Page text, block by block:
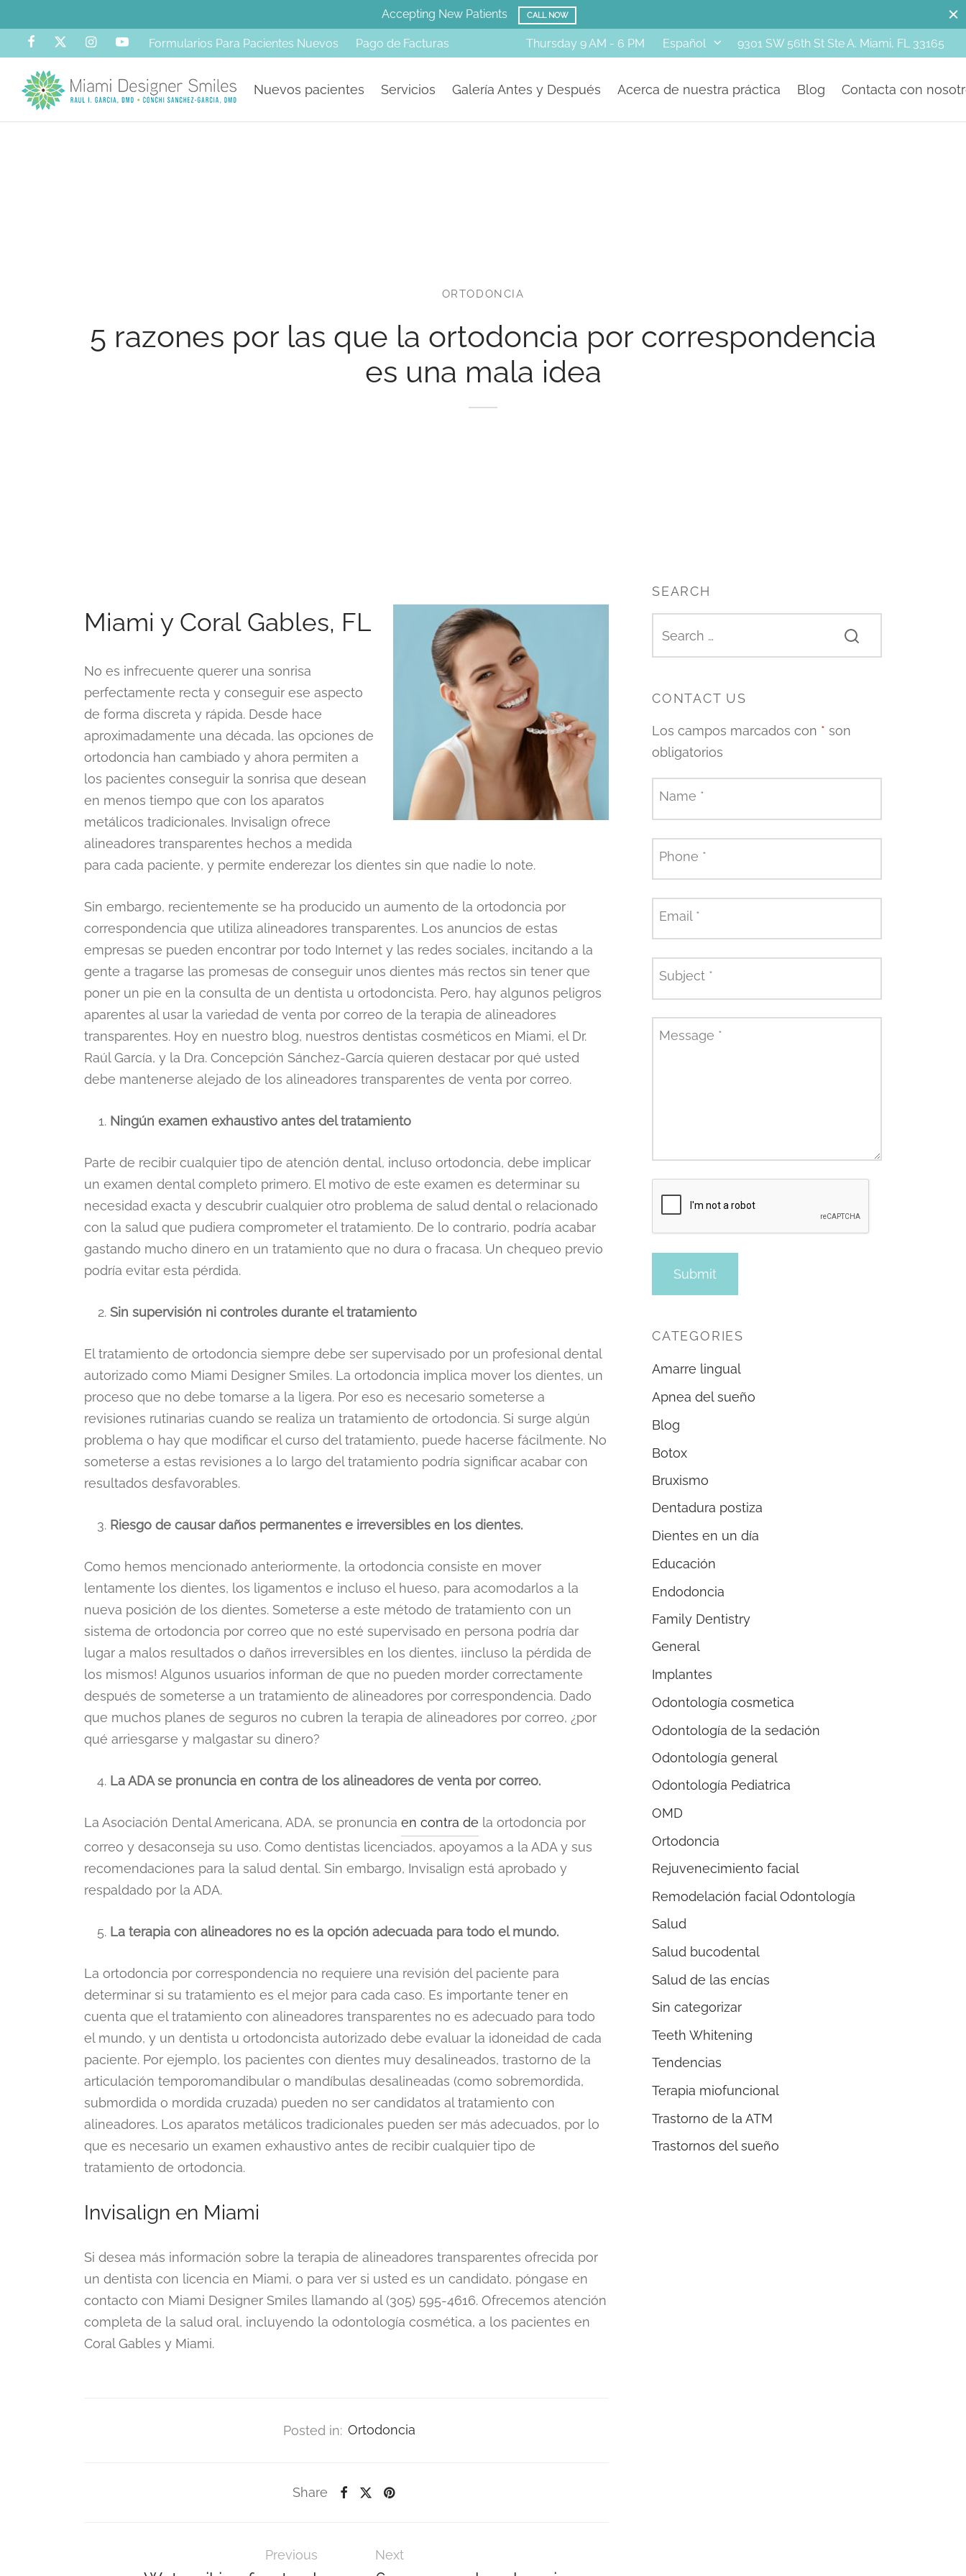
Accepting New Patients CALL NOW
Formularios Para Pacientes Nuevos Pago de Facturas Thursday 9 AM - 6 PM Español 9301 SW 56th St Ste A. Miami, FL 33165
Nuevos pacientes Servicios Galería Antes y Después Acerca de nuestra práctica Blog Contacta con
ORTODONCIA
5 razones por las que la ortodoncia por correspondencia
es una mala idea
Miami y Coral Gables, FL
No es infrecuente querer una sonrisa
perfectamente recta y conseguir ese aspecto
de forma discreta y rápida. Desde hace
aproximadamente una década, las opciones de
ortodoncia han cambiado y ahora permiten a
los pacientes conseguir la sonrisa que desean
en menos tiempo que con los aparatos
metálicos tradicionales. Invisalign ofrece
alineadores transparentes hechos a medida
para cada paciente, y permite enderezar los dientes sin que nadie lo note.
Sin embargo, recientemente se ha producido un aumento de la ortodoncia por
correspondencia que utiliza alineadores transparentes. Los anuncios de estas
empresas se pueden encontrar por todo Internet y las redes sociales, incitando a la
gente a tragarse las promesas de conseguir unos dientes más rectos sin tener que
poner un pie en la consulta de un dentista u ortodoncista. Pero, hay algunos peligros
aparentes al usar la variedad de venta por correo de la terapia de alineadores
transparentes. Hoy en nuestro blog, nuestros dentistas cosméticos en Miami, el Dr.
Raúl García, y la Dra. Concepción Sánchez-García quieren destacar por qué usted
debe mantenerse alejado de los alineadores transparentes de venta por correo.
Ningún examen exhaustivo antes del tratamiento
Parte de recibir cualquier tipo de atención dental, incluso ortodoncia, debe implicar
un examen dental completo primero. El motivo de este examen es determinar su
necesidad exacta y descubrir cualquier otro problema de salud dental o relacionado
con la salud que pudiera comprometer el tratamiento. De lo contrario, podría acabar
gastando mucho dinero en un tratamiento que no dura o fracasa. Un chequeo previo
podría evitar esta pérdida.
Sin supervisión ni controles durante el tratamiento
El tratamiento de ortodoncia siempre debe ser supervisado por un profesional dental
autorizado como Miami Designer Smiles. La ortodoncia implica mover los dientes, un
proceso que no debe tomarse a la ligera. Por eso es necesario someterse a
revisiones rutinarias cuando se realiza un tratamiento de ortodoncia. Si surge algún
problema o hay que modificar el curso del tratamiento, puede hacerse fácilmente. No
someterse a estas revisiones a lo largo del tratamiento podría significar acabar con
resultados desfavorables.
Riesgo de causar daños permanentes e irreversibles en los dientes.
Como hemos mencionado anteriormente, la ortodoncia consiste en mover
lentamente los dientes, los ligamentos e incluso el hueso, para acomodarlos a la
nueva posición de los dientes. Someterse a este método de tratamiento con un
sistema de ortodoncia por correo que no esté supervisado en persona podría dar
lugar a malos resultados o daños irreversibles en los dientes, ¡incluso la pérdida de
los mismos! Algunos usuarios informan de que no pueden morder correctamente
después de someterse a un tratamiento de alineadores por correspondencia. Dado
que muchos planes de seguros no cubren la terapia de alineadores por correo, ¿por
qué arriesgarse y malgastar su dinero?
La ADA se pronuncia en contra de los alineadores de venta por correo.
La Asociación Dental Americana, ADA, se pronuncia en contra de la ortodoncia por
correo y desaconseja su uso. Como dentistas licenciados, apoyamos a la ADA y sus
recomendaciones para la salud dental. Sin embargo, Invisalign está aprobado y
respaldado por la ADA.
La terapia con alineadores no es la opción adecuada para todo el mundo.
La ortodoncia por correspondencia no requiere una revisión del paciente para
determinar si su tratamiento es el mejor para cada caso. Es importante tener en
cuenta que el tratamiento con alineadores transparentes no es adecuado para todo
el mundo, y un dentista u ortodoncista autorizado debe evaluar la idoneidad de cada
paciente. Por ejemplo, los pacientes con dientes muy desalineados, trastorno de la
articulación temporomandibular o mandíbulas desalineadas (como sobremordida,
submordida o mordida cruzada) pueden no ser candidatos al tratamiento con
alineadores. Los aparatos metálicos tradicionales pueden ser más adecuados, por lo
que es necesario un examen exhaustivo antes de recibir cualquier tipo de
tratamiento de ortodoncia.
Invisalign en Miami
Si desea más información sobre la terapia de alineadores transparentes ofrecida por
un dentista con licencia en Miami, o para ver si usted es un candidato, póngase en
contacto con Miami Designer Smiles llamando al (305) 595-4616. Ofrecemos atención
completa de la salud oral, incluyendo la odontología cosmética, a los pacientes en
Coral Gables y Miami.
Posted in: Ortodoncia
Share
Previous Next
SEARCH
CONTACT US
Los campos marcados con * son
obligatorios
Name *
Phone *
Email *
Subject *
Message *
CATEGORIES
Amarre lingual
Apnea del sueño
Blog
Botox
Bruxismo
Dentadura postiza
Dientes en un día
Educación
Endodoncia
Family Dentistry
General
Implantes
Odontología cosmetica
Odontología de la sedación
Odontología general
Odontología Pediatrica
OMD
Ortodoncia
Rejuvenecimiento facial
Remodelación facial Odontología
Salud
Salud bucodental
Salud de las encías
Sin categorizar
Teeth Whitening
Tendencias
Terapia miofuncional
Trastorno de la ATM
Trastornos del sueño